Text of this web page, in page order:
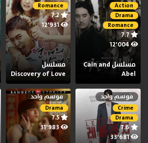
Action
Drama
Romance
7.7
12٬004
مسلسل Cain and
Abel
Romance
7.2
12٬931
مسلسل
Discovery of Love
موسم واحد
Crime
Drama
7.6
33٬681
موسم واحد
Drama
7.5
31٬983